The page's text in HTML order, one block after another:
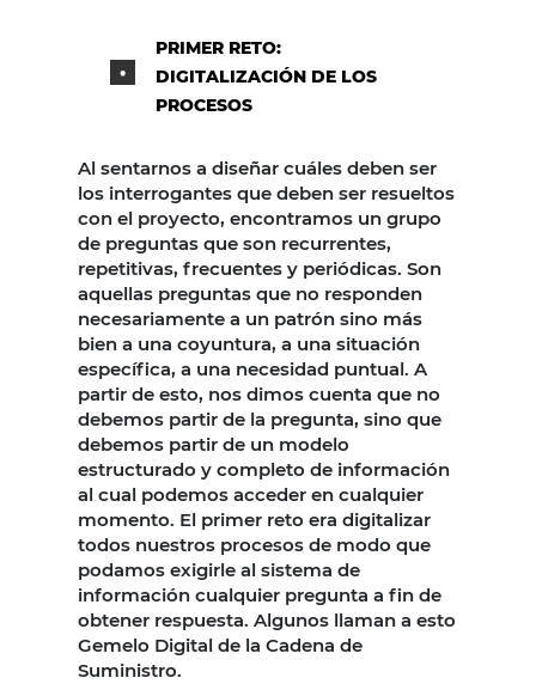
PRIMER RETO:
DIGITALIZACIÓN DE LOS
PROCESOS
Al sentarnos a diseñar cuáles deben ser
los interrogantes que deben ser resueltos
con el proyecto, encontramos un grupo
de preguntas que son recurrentes,
repetitivas, frecuentes y periódicas. Son
aquellas preguntas que no responden
necesariamente a un patrón sino más
bien a una coyuntura, a una situación
específica, a una necesidad puntual. A
partir de esto, nos dimos cuenta que no
debemos partir de la pregunta, sino que
debemos partir de un modelo
estructurado y completo de información
al cual podemos acceder en cualquier
momento. El primer reto era digitalizar
todos nuestros procesos de modo que
podamos exigirle al sistema de
información cualquier pregunta a fin de
obtener respuesta. Algunos llaman a esto
Gemelo Digital de la Cadena de
Suministro.